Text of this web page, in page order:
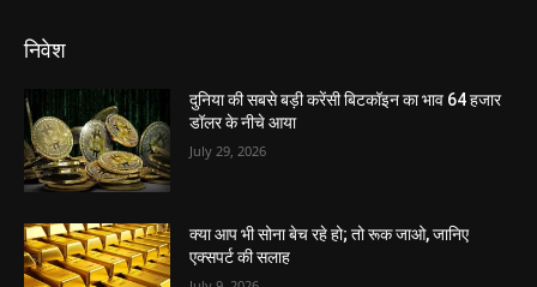
निवेश
दुनिया की सबसे बड़ी करेंसी बिटकॉइन का भाव 64 हजार
डॉलर के नीचे आया
July 29, 2026
क्या आप भी सोना बेच रहे हो; तो रूक जाओ, जानिए
एक्सपर्ट की सलाह